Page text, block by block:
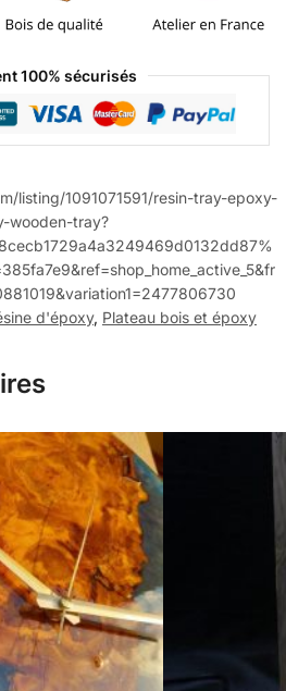
100% sécurisés
listing/1091071591/resin-tray-epoxy-
wooden-tray?
d'époxy, Plateau bois et époxy